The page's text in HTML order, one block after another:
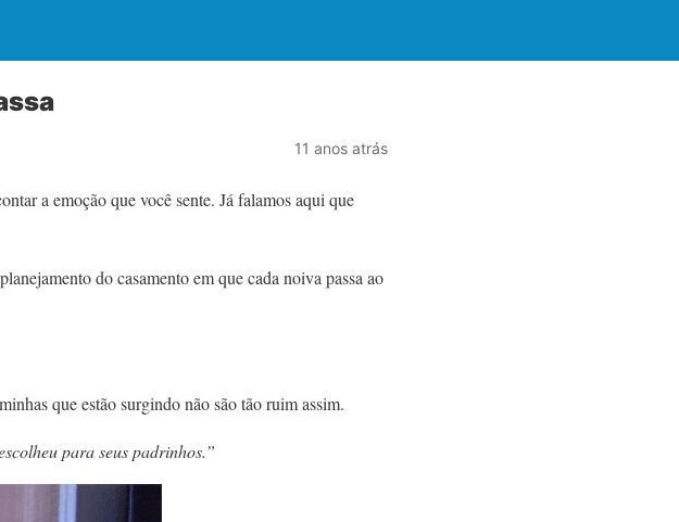
11 anos atrás
a emoção que você sente. Já falamos aqui que
do casamento em que cada noiva passa ao
que estão surgindo não são tão ruim assim.
para seus padrinhos.”